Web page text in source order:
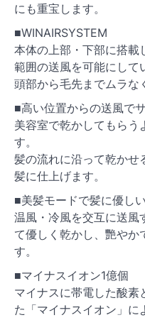
にも重宝します。
■WINAIRSYSTEM
本体の上部・下部に搭載
範囲の送風を可能にして
頭部から毛先までムラな
■高い位置からの送風で
美容室で乾かしてもらう
す。
髪の流れに沿って乾かせ
髪に仕上げます。
■美髪モードで髪に優しい
温風・冷風を交互に送風
て優しく乾かし、艷やか
す。
■マイナスイオン1億個
マイナスに帯電した酸素
た「マイナスイオン」に